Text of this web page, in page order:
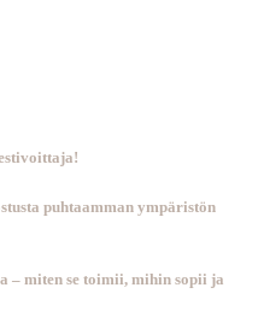
puhtaamman ympäristön
– miten se toimii, mihin sopii ja